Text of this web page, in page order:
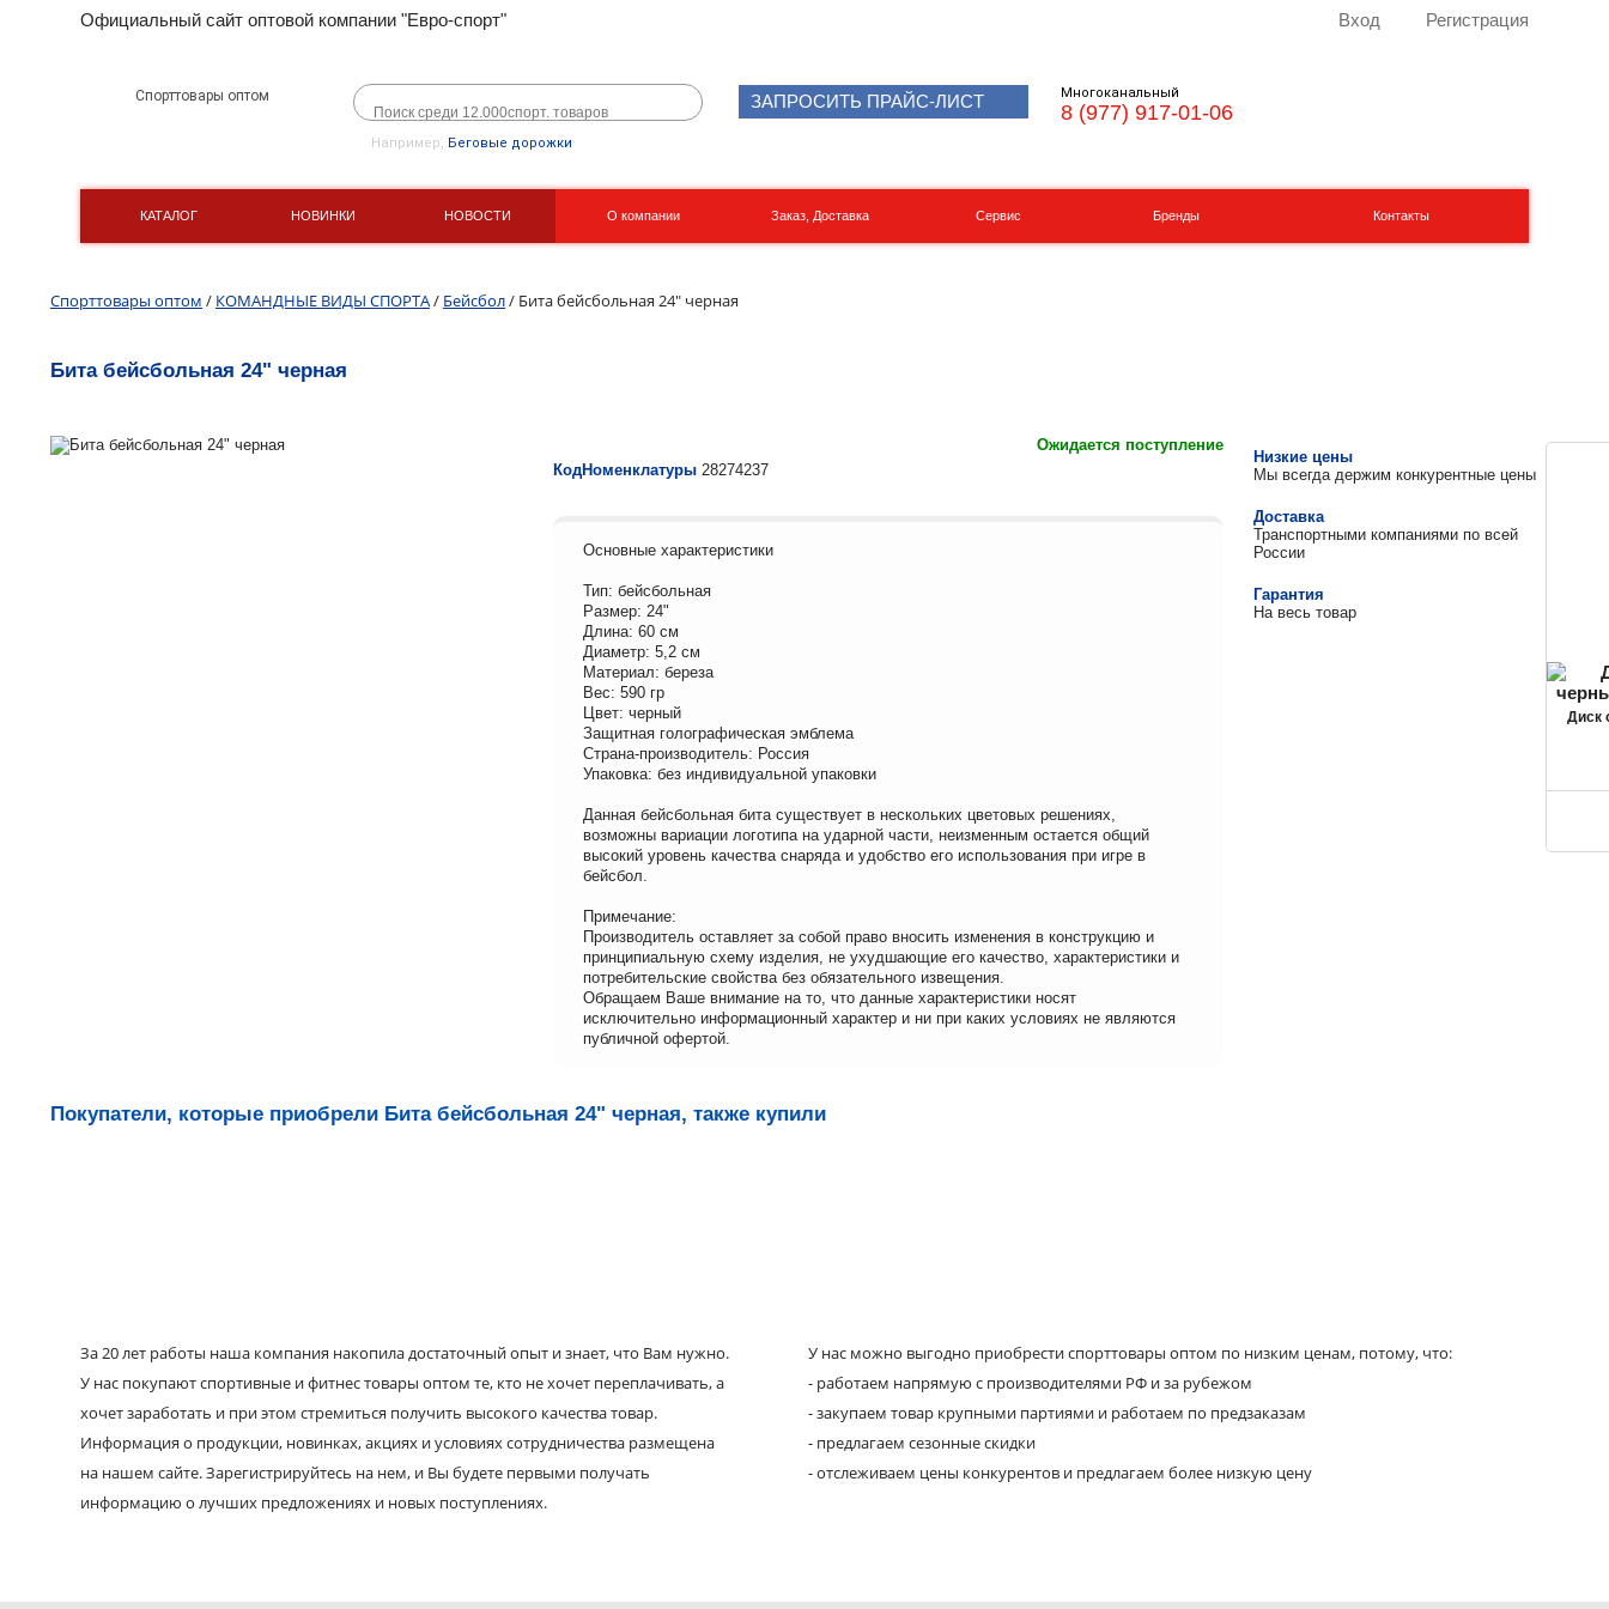
Официальный сайт оптовой компании "Евро-спорт" Вход Регистрация
Спорттовары оптом
Например, Беговые дорожки
ЗАПРОСИТЬ ПРАЙС-ЛИСТ Многоканальный
8 (977) 917-01-06
КАТАЛОГ НОВИНКИ НОВОСТИ О компании Заказ, Доставка Сервис Бренды Контакты
Спорттовары оптом / КОМАНДНЫЕ ВИДЫ СПОРТА/ Бейсбол/ Бита бейсбольная 24" черная
Бита бейсбольная 24" черная
Ожидается поступление
КодНоменклатуры 28274237
Основные характеристики
Тип: бейсбольная
Размер: 24"
Длина: 60 см
Диаметр: 5,2 см
Материал: береза
Вес: 590 гр
Цвет: черный
Защитная голографическая эмблема
Страна-производитель: Россия
Упаковка: без индивидуальной упаковки
Данная бейсбольная бита существует в нескольких цветовых решениях,
возможны вариации логотипа на ударной части, неизменным остается общий
высокий уровень качества снаряда и удобство его использования при игре в
бейсбол.
Примечание:
Производитель оставляет за собой право вносить изменения в конструкцию и
принципиальную схему изделия, не ухудшающие его качество, характеристики и
потребительские свойства без обязательного извещения.
Обращаем Ваше внимание на то, что данные характеристики носят
исключительно информационный характер и ни при каких условиях не являются
публичной офертой.
Низкие цены
Мы всегда держим конкурентные цены
Доставка
Транспортными компаниями по всей
России
Гарантия
На весь товар
Покупатели, которые приобрели Бита бейсбольная 24" черная, также купили
Диск
За 20 лет работы наша компания накопила достаточный опыт и знает, что Вам нужно.
У нас покупают спортивные и фитнес товары оптом те, кто не хочет переплачивать, а
хочет заработать и при этом стремиться получить высокого качества товар.
Информация о продукции, новинках, акциях и условиях сотрудничества размещена
на нашем сайте. Зарегистрируйтесь на нем, и Вы будете первыми получать
информацию о лучших предложениях и новых поступлениях.
У нас можно выгодно приобрести спорттовары оптом по низким ценам, потому, что:
- работаем напрямую с производителями РФ и за рубежом
- закупаем товар крупными партиями и работаем по предзаказам
- предлагаем сезонные скидки
- отслеживаем цены конкурентов и предлагаем более низкую цену